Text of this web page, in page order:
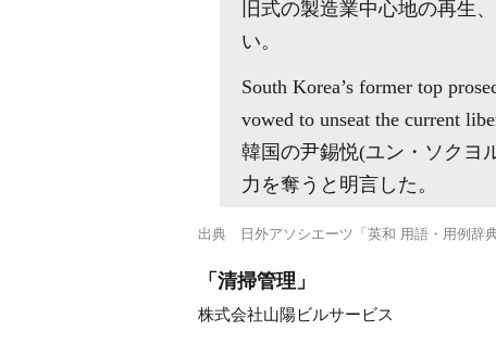
旧式の製造業中心地の再生
い。
South Korea’s former top
vowed to unseat the current
韓国の尹錫悦(ユン・ソクヨ
力を奪うと明言した。
出典 日外アソシエーツ「英和 用語・用例辞典
「清掃管理」
株式会社山陽ビルサービス